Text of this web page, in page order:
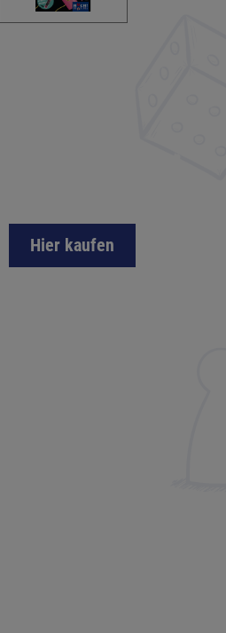
Hier kaufen